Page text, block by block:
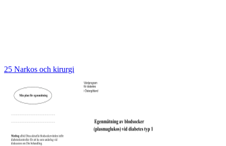
25 Narkos och kirurgi